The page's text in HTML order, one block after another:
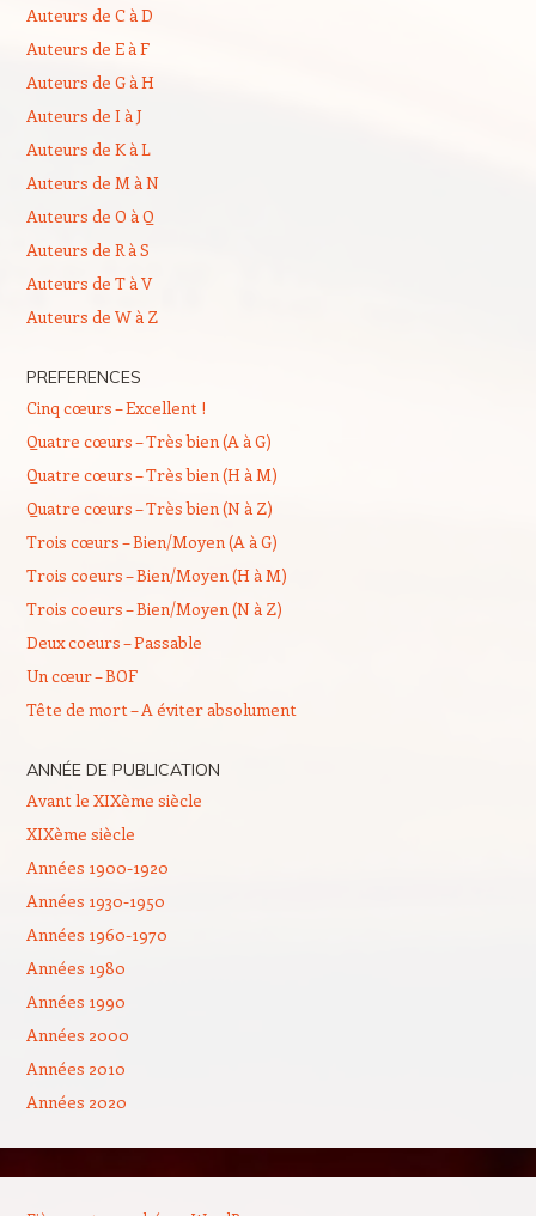
Auteurs de C à D
Auteurs de E à F
Auteurs de G à H
Auteurs de I à J
Auteurs de K à L
Auteurs de M à N
Auteurs de O à Q
Auteurs de R à S
Auteurs de T à V
Auteurs de W à Z
PREFERENCES
Cinq cœurs – Excellent !
Quatre cœurs – Très bien (A à G)
Quatre cœurs – Très bien (H à M)
Quatre cœurs – Très bien (N à Z)
Trois cœurs – Bien/Moyen (A à G)
Trois coeurs – Bien/Moyen (H à M)
Trois coeurs – Bien/Moyen (N à Z)
Deux coeurs – Passable
Un cœur – BOF
Tête de mort – A éviter absolument
ANNÉE DE PUBLICATION
Avant le XIXème siècle
XIXème siècle
Années 1900-1920
Années 1930-1950
Années 1960-1970
Années 1980
Années 1990
Années 2000
Années 2010
Années 2020